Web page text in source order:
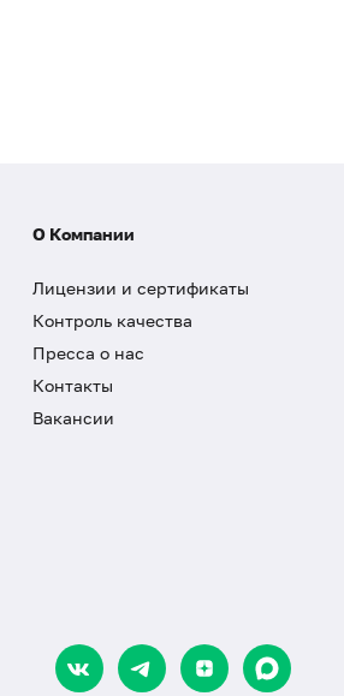
О Компании
Лицензии и сертификаты
Контроль качества
Пресса о нас
Контакты
Вакансии